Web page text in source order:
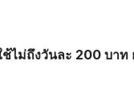
ไม่ถึงวันละ 200 บา